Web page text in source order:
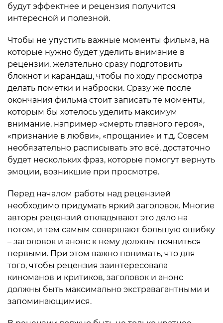
будут эффектнее и рецензия получится
интересной и полезной.
Чтобы не упустить важные моменты фильма, на
которые нужно будет уделить внимание в
рецензии, желательно сразу подготовить
блокнот и карандаш, чтобы по ходу просмотра
делать пометки и наброски. Сразу же после
окончания фильма стоит записать те моменты,
которым бы хотелось уделить максимум
внимание, например «смерть главного героя»,
«признание в любви», «прощание» и т.д. Совсем
необязательно расписывать это всё, достаточно
будет нескольких фраз, которые помогут вернуть
эмоции, возникшие при просмотре.
Перед началом работы над рецензией
необходимо придумать яркий заголовок. Многие
авторы рецензий откладывают это дело на
потом, и тем самым совершают большую ошибку
– заголовок и анонс к нему должны появиться
первыми. При этом важно понимать, что для
того, чтобы рецензия заинтересовала
киноманов и критиков, заголовок и анонс
должны быть максимально экстравагантными и
запоминающимися.